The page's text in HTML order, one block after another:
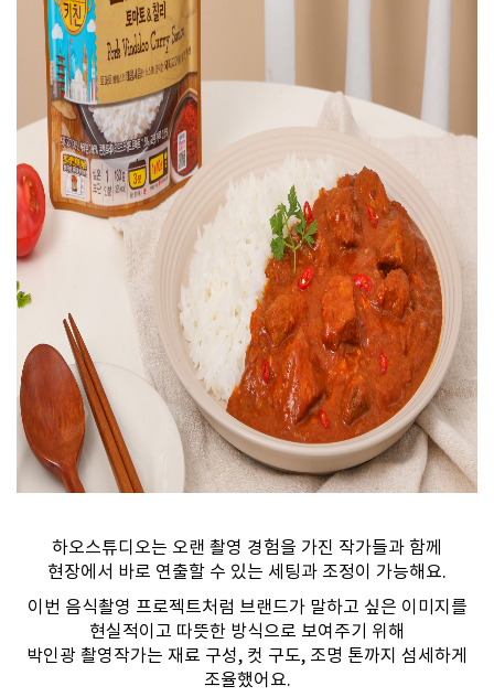
하오스튜디오는 오랜 촬영 경험을 가진 작가들과 함께
현장에서 바로 연출할 수 있는 세팅과 조정이 가능해요.
이번 음식촬영 프로젝트처럼 브랜드가 말하고 싶은 이미지를
현실적이고 따뜻한 방식으로 보여주기 위해
박인광 촬영작가는 재료 구성, 컷 구도, 조명 톤까지 섬세하게
조율했어요.